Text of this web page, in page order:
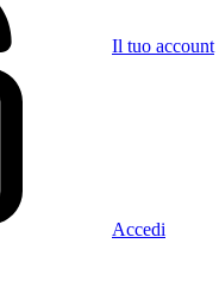
Il tuo account
Accedi